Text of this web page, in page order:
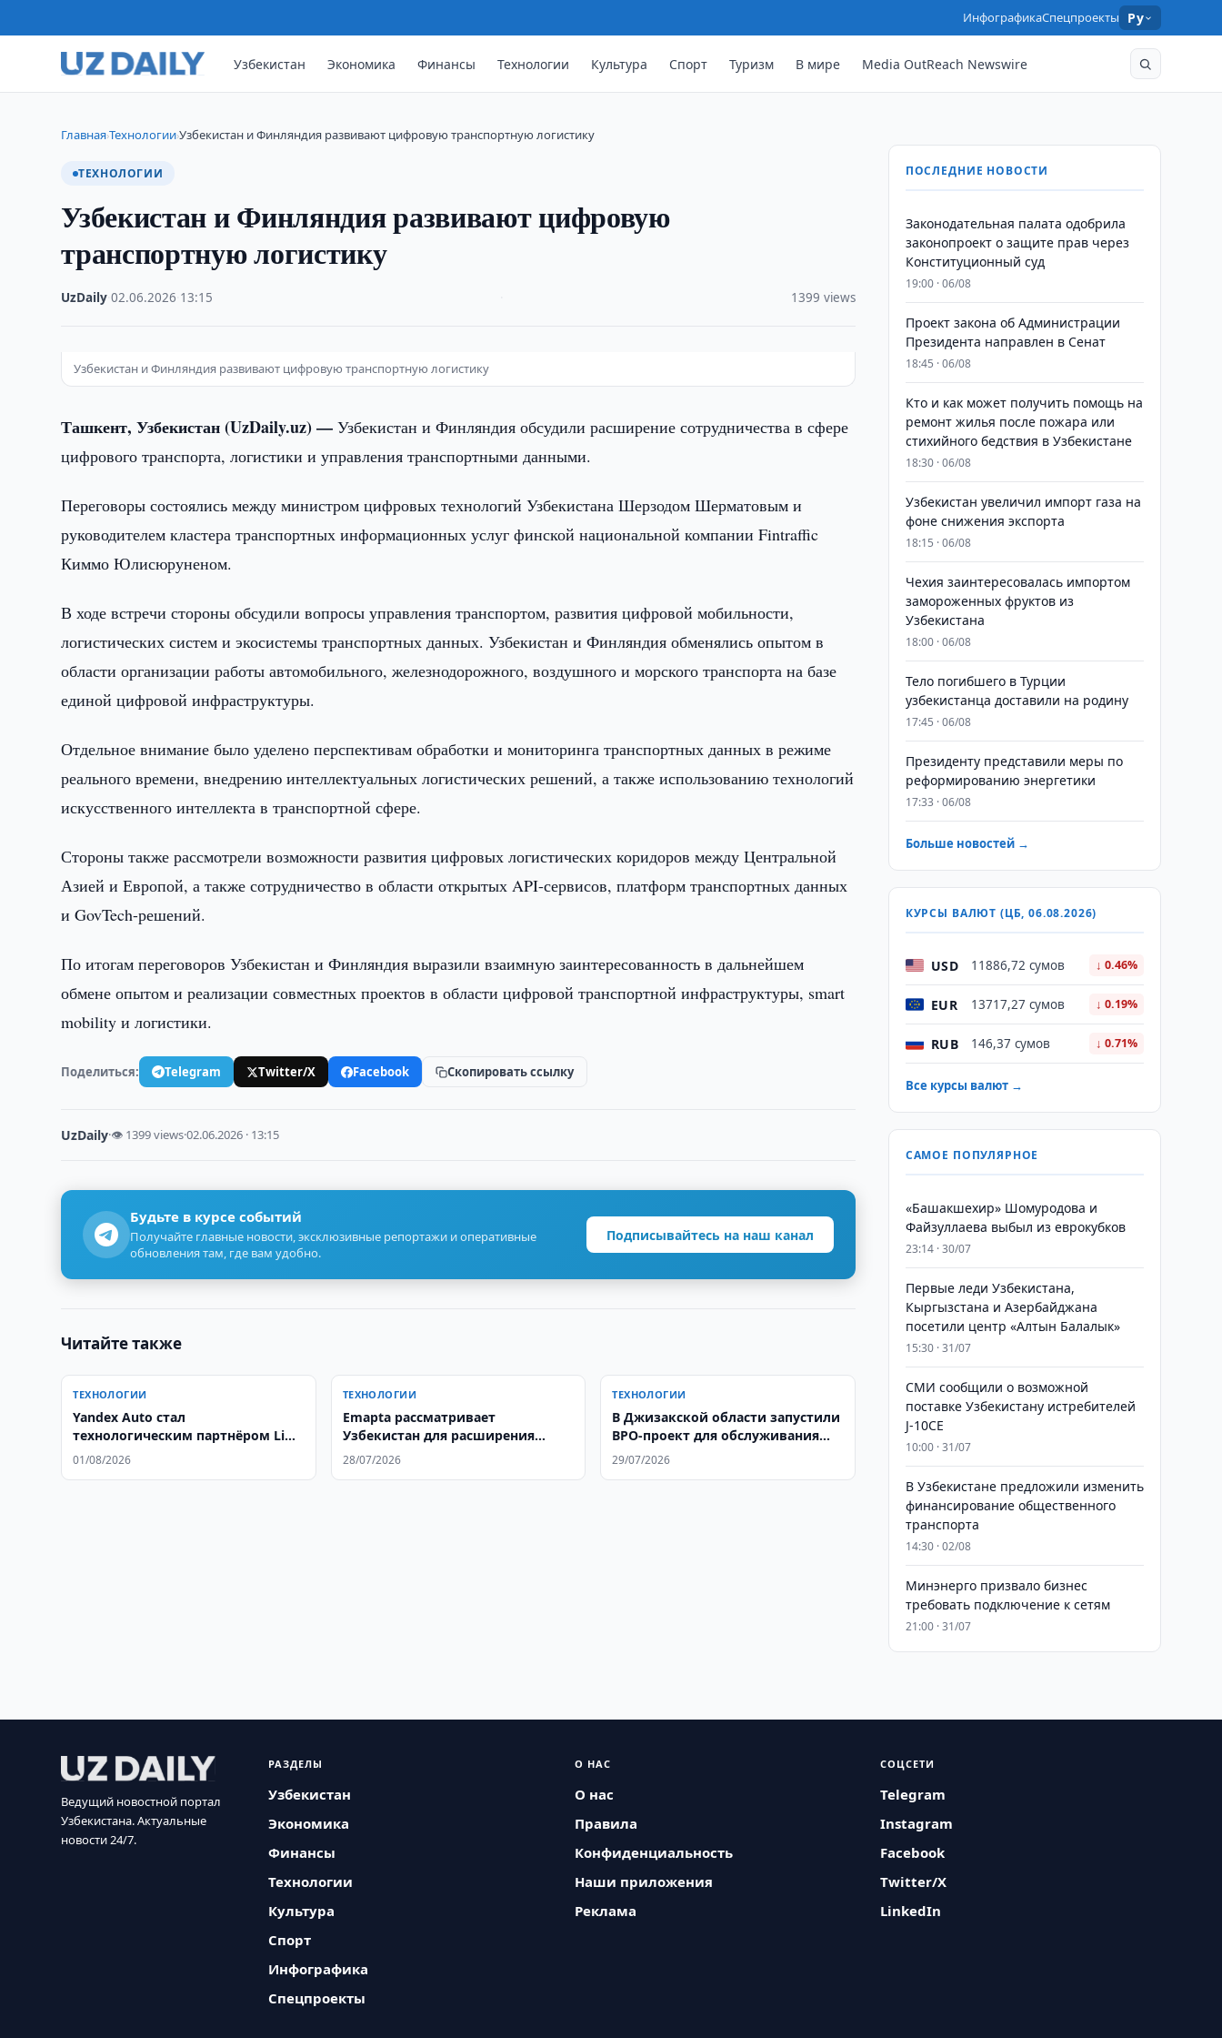
ИнфографикаСпецпроекты Ру
Узбекистан Экономика Финансы Технологии Культура Спорт Туризм В мире Media OutReach Newswire
Главная›Технологии›Узбекистан и Финляндия развивают цифровую транспортную логистику
ТЕХНОЛОГИИ
Узбекистан и Финляндия развивают цифровую
транспортную логистику
UzDaily ·02.06.2026 13:15 1399 views
Узбекистан и Финляндия развивают цифровую транспортную логистику
Ташкент, Узбекистан (UzDaily.uz) —Узбекистан и Финляндия обсудили расширение сотрудничества в сфере
цифрового транспорта, логистики и управления транспортными данными.
Переговоры состоялись между министром цифровых технологий Узбекистана Шерзодом Шерматовым и
руководителем кластера транспортных информационных услуг финской национальной компании Fintraffic
Киммо Юлисюруненом.
В ходе встречи стороны обсудили вопросы управления транспортом, развития цифровой мобильности,
логистических систем и экосистемы транспортных данных. Узбекистан и Финляндия обменялись опытом в
области организации работы автомобильного, железнодорожного, воздушного и морского транспорта на базе
единой цифровой инфраструктуры.
Отдельное внимание было уделено перспективам обработки и мониторинга транспортных данных в режиме
реального времени, внедрению интеллектуальных логистических решений, а также использованию технологий
искусственного интеллекта в транспортной сфере.
Стороны также рассмотрели возможности развития цифровых логистических коридоров между Центральной
Азией и Европой, а также сотрудничество в области открытых API-сервисов, платформ транспортных данных
и GovTech-решений.
По итогам переговоров Узбекистан и Финляндия выразили взаимную заинтересованность в дальнейшем
обмене опытом и реализации совместных проектов в области цифровой транспортной инфраструктуры, smart
mobility и логистики.
Поделиться: Telegram Twitter/X Facebook Скопировать ссылку
UzDaily·👁 1399 views·02.06.2026 · 13:15
Будьте в курсе событий
Получайте главные новости, эксклюзивные репортажи и оперативные
обновления там, где вам удобно.
Подписывайтесь на наш канал
Читайте также
ТЕХНОЛОГИИ
Yandex Auto стал
технологическим партнёром Li
Auto в Узбекистане
01/08/2026
ТЕХНОЛОГИИ
Emapta рассматривает
Узбекистан для расширения
сервисных операций
28/07/2026
ТЕХНОЛОГИИ
В Джизакской области запустили
BPO-проект для обслуживания
грузоперевозок в США
29/07/2026
ПОСЛЕДНИЕ НОВОСТИ
Законодательная палата одобрила
законопроект о защите прав через
Конституционный суд
19:00 · 06/08
Проект закона об Администрации
Президента направлен в Сенат
18:45 · 06/08
Кто и как может получить помощь на
ремонт жилья после пожара или
стихийного бедствия в Узбекистане
18:30 · 06/08
Узбекистан увеличил импорт газа на
фоне снижения экспорта
18:15 · 06/08
Чехия заинтересовалась импортом
замороженных фруктов из
Узбекистана
18:00 · 06/08
Тело погибшего в Турции
узбекистанца доставили на родину
17:45 · 06/08
Президенту представили меры по
реформированию энергетики
17:33 · 06/08
Больше новостей →
КУРСЫ ВАЛЮТ (ЦБ, 06.08.2026)
USD 11886,72 сумов ↓ 0.46%
EUR 13717,27 сумов ↓ 0.19%
RUB 146,37 сумов ↓ 0.71%
Все курсы валют →
САМОЕ ПОПУЛЯРНОЕ
«Башакшехир» Шомуродова и
Файзуллаева выбыл из еврокубков
23:14 · 30/07
Первые леди Узбекистана,
Кыргызстана и Азербайджана
посетили центр «Алтын Балалык»
15:30 · 31/07
СМИ сообщили о возможной
поставке Узбекистану истребителей
J-10CE
10:00 · 31/07
В Узбекистане предложили изменить
финансирование общественного
транспорта
14:30 · 02/08
Минэнерго призвало бизнес
требовать подключение к сетям
21:00 · 31/07
Ведущий новостной портал
Узбекистана. Актуальные
новости 24/7.
РАЗДЕЛЫ
Узбекистан
Экономика
Финансы
Технологии
Культура
Спорт
Инфографика
Спецпроекты
О НАС
О нас
Правила
Конфиденциальность
Наши приложения
Реклама
СОЦСЕТИ
Telegram
Instagram
Facebook
Twitter/X
LinkedIn